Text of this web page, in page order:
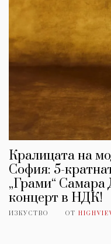
Кралицата на
София: 5-
„Грами“
концерт в НДК!
ИЗКУСТВО ОТ
Пътувай
СЛЕДВАЙТЕ НИ
Facebook
YouTube
Spotify
Ако нашият сайт ви